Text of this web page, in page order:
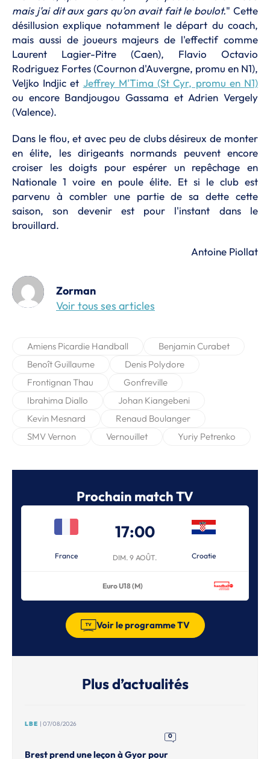
mais j'ai dit aux gars qu'on avait fait le boulot." Cette
désillusion explique notamment le départ du coach,
mais aussi de joueurs majeurs de l'effectif comme
Laurent Lagier-Pitre (Caen), Flavio Octavio
Rodriguez Fortes (Cournon d'Auvergne, promu en N1),
Veljko Indjic et Jeffrey M'Tima (St Cyr, promu en N1)
ou encore Bandjougou Gassama et Adrien Vergely
(Valence).
Dans le flou, et avec peu de clubs désireux de monter
en élite, les dirigeants normands peuvent encore
croiser les doigts pour espérer un repêchage en
Nationale 1 voire en poule élite. Et si le club est
parvenu à combler une partie de sa dette cette
saison, son devenir est pour l'instant dans le
brouillard.
Antoine Piollat
Zorman
Voir tous ses articles
Amiens Picardie Handball
Benjamin Curabet
Benoît Guillaume
Denis Polydore
Frontignan Thau
Gonfreville
Ibrahima Diallo
Johan Kiangebeni
Kevin Mesnard
Renaud Boulanger
SMV Vernon
Vernouillet Yuriy Petrenko
Prochain match TV
France
17:00
DIM. 9 AOÛT. Croatie
Euro U18 (M)
Voir le programme TV
Plus d’actualités
LBE | 07/08/2026
0
Brest prend une leçon à Gyor pour